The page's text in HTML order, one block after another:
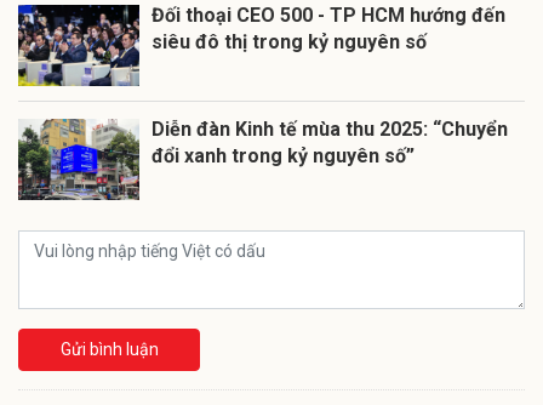
Đối thoại CEO 500 - TP HCM hướng đến
siêu đô thị trong kỷ nguyên số
Diễn đàn Kinh tế mùa thu 2025: “Chuyển
đổi xanh trong kỷ nguyên số”
Gửi bình luận